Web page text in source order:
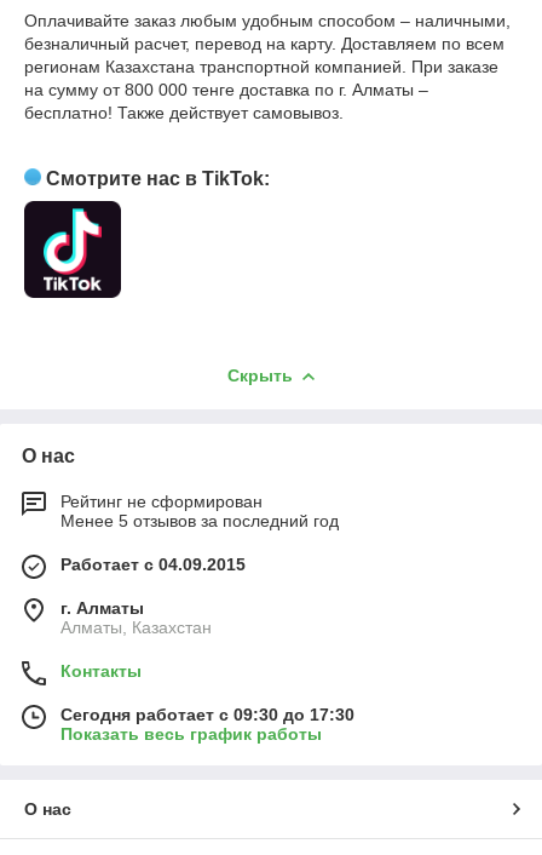
Оплачивайте заказ любым удобным способом – наличными,
безналичный расчет, перевод на карту. Доставляем по всем
регионам Казахстана транспортной компанией. При заказе
на сумму от 800 000 тенге доставка по г. Алматы –
бесплатно! Также действует самовывоз.
Смотрите нас в TikTok:
Скрыть
О нас
Рейтинг не сформирован
Менее 5 отзывов за последний год
Работает с 04.09.2015
г. Алматы
Алматы, Казахстан
Контакты
Сегодня работает с 09:30 до 17:30
Показать весь график работы
О нас